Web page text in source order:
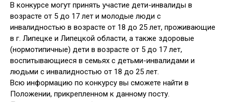
В конкурсе могут принять участие дети-инвалиды в
возрасте от 5 до 17 лет и молодые люди с
инвалидностью в возрасте от 18 до 25 лет, проживающие
в г. Липецке и Липецкой области, а также здоровые
(нормотипичные) дети в возрасте от 5 до 17 лет,
воспитывающиеся в семьях с детьми-инвалидами и
людьми с инвалидностью от 18 до 25 лет.
Всю информацию по конкурсу вы сможете найти в
Положении, прикрепленном к данному посту.